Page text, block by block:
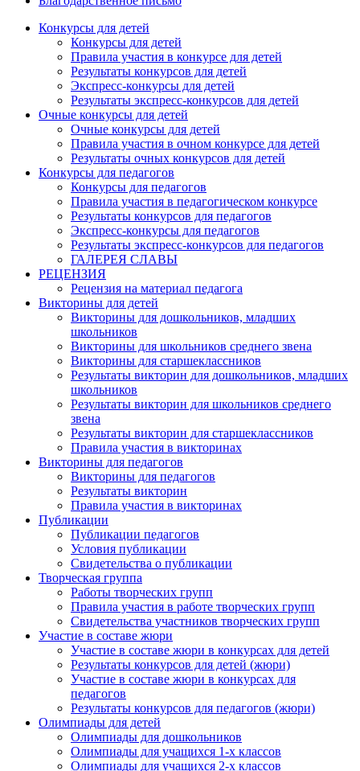
Конкурсы для детей
Конкурсы для детей
Правила участия в конкурсе для детей
Результаты конкурсов для детей
Экспресс-конкурсы для детей
Результаты экспресс-конкурсов для детей
Очные конкурсы для детей
Очные конкурсы для детей
Правила участия в очном конкурсе для детей
Результаты очных конкурсов для детей
Конкурсы для педагогов
Конкурсы для педагогов
Правила участия в педагогическом конкурсе
Результаты конкурсов для педагогов
Экспресс-конкурсы для педагогов
Результаты экспресс-конкурсов для педагогов
ГАЛЕРЕЯ СЛАВЫ
РЕЦЕНЗИЯ
Рецензия на материал педагога
Викторины для детей
Викторины для дошкольников, младших
школьников
Викторины для школьников среднего звена
Викторины для старшеклассников
Результаты викторин для дошкольников, младших
школьников
Результаты викторин для школьников среднего
звена
Результаты викторин для старшеклассников
Правила участия в викторинах
Викторины для педагогов
Викторины для педагогов
Результаты викторин
Правила участия в викторинах
Публикации
Публикации педагогов
Условия публикации
Свидетельства о публикации
Творческая группа
Работы творческих групп
Правила участия в работе творческих групп
Свидетельства участников творческих групп
Участие в составе жюри
Участие в составе жюри в конкурсах для детей
Результаты конкурсов для детей (жюри)
Участие в составе жюри в конкурсах для
педагогов
Результаты конкурсов для педагогов (жюри)
Олимпиады для детей
Олимпиады для дошкольников
Олимпиады для учащихся 1-х классов
Олимпиады для учащихся 2-х классов
Анонсы конкурсов
Подпишитесь на анонсы сегодня и узнавайте
первыми о самом важном.
Email
Организация
Подписаться
Нажимая на кнопку, вы даете согласие на обработку своих
персональных данных согласно 152-ФЗ.Подробнее